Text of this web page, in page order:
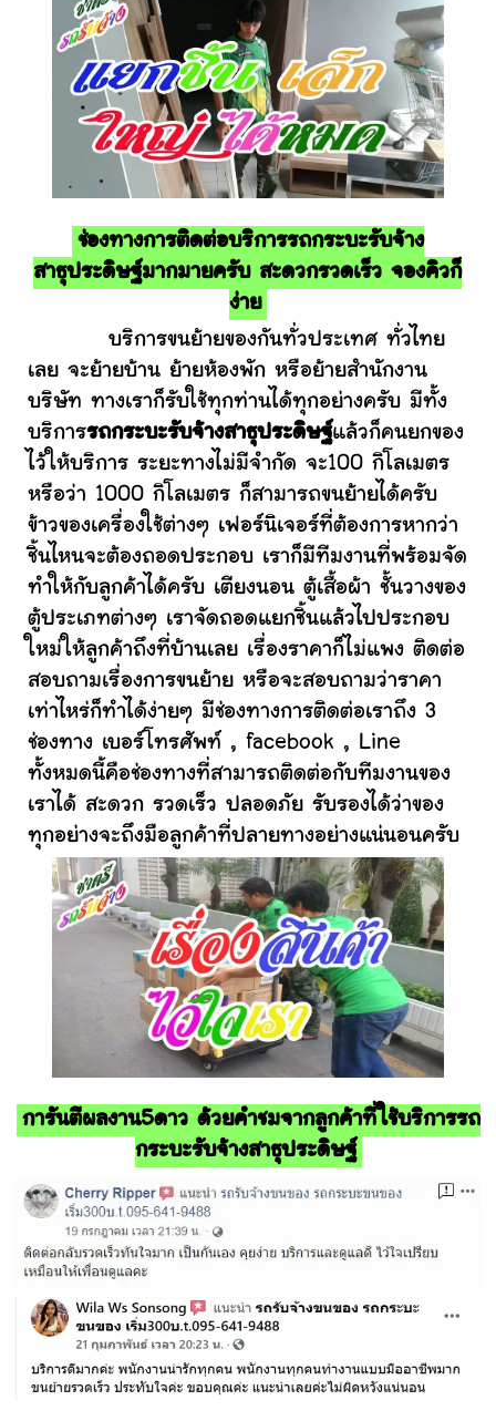
ช่องทางการติดต่อบริการรถกระบะรับจ้าง
สาธุประดิษฐ์มากมายครับ สะดวกรวดเร็ว จองคิวก็
ง่าย
บริการขนย้ายของกันทั่วประเทศ ทั่วไทย
เลย จะย้ายบ้าน ย้ายห้องพัก หรือย้ายสำนักงาน
บริษัท ทางเราก็รับใช้ทุกท่านได้ทุกอย่างครับ มีทั้ง
บริการรถกระบะรับจ้างสาธุประดิษฐ์แล้วก็คนยกของ
ไว้ให้บริการ ระยะทางไม่มีจำกัด จะ100 กิโลเมตร
หรือว่า 1000 กิโลเมตร ก็สามารถขนย้ายได้ครับ
ข้าวของเครื่องใช้ต่างๆ เฟอร์นิเจอร์ที่ต้องการหากว่า
ชิ้นไหนจะต้องถอดประกอบ เราก็มีทีมงานที่พร้อมจัด
ทำให้กับลูกค้าได้ครับ เตียงนอน ตู้เสื้อผ้า ชั้นวางของ
ตู้ประเภทต่างๆ เราจัดถอดแยกชิ้นแล้วไปประกอบ
ใหม่ให้ลูกค้าถึงที่บ้านเลย เรื่องราคาก็ไม่แพง ติดต่อ
สอบถามเรื่องการขนย้าย หรือจะสอบถามว่าราคา
เท่าไหร่ก็ทำได้ง่ายๆ มีช่องทางการติดต่อเราถึง 3
ช่องทาง เบอร์โทรศัพท์ , facebook , Line
ทั้งหมดนี้คือช่องทางที่สามารถติดต่อกับทีมงานของ
เราได้ สะดวก รวดเร็ว ปลอดภัย รับรองได้ว่าของ
ทุกอย่างจะถึงมือลูกค้าที่ปลายทางอย่างแน่นอนครับ
การันตีผลงาน5ดาว ด้วยคำชมจากลูกค้าที่ใช้บริการรถ
กระบะรับจ้างสาธุประดิษฐ์